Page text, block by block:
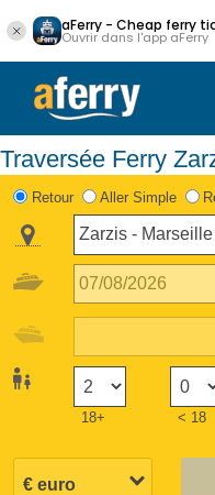
aFerry - Cheap ferry
Ouvrir dans l'app aFerry
Traversée Ferry
Retour Aller Simple
18+ < 18